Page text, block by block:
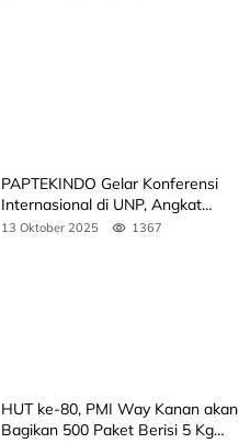
PAPTEKINDO Gelar Konferensi
Internasional di UNP, Angkat
Kolaborasi Pendidikan Vokasi,
13 Oktober 2025 1367
HUT ke-80, PMI Way Kanan akan
Bagikan 500 Paket Berisi 5 Kg